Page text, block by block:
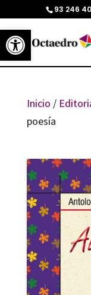
Abrir barra de
93 246
Inicio /
poesía